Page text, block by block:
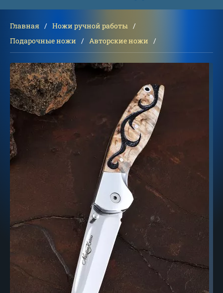
Главная
Ножи ручной работы
Подарочные ножи
Авторские ножи